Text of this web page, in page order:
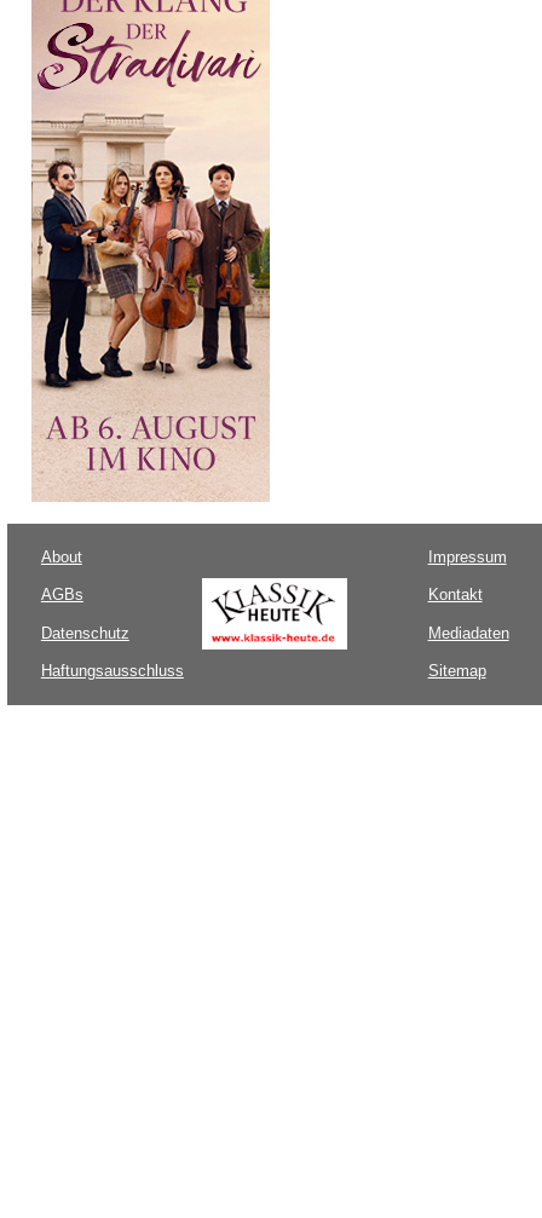
About
AGBs
Datenschutz
Haftungsausschluss
Impressum
Kontakt
Mediadaten
Sitemap